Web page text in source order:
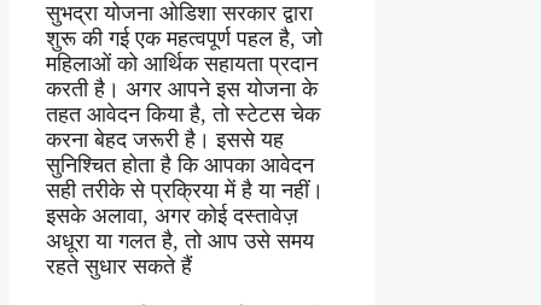
सुभद्रा योजना ओडिशा सरकार द्वारा
शुरू की गई एक महत्वपूर्ण पहल है, जो
महिलाओं को आर्थिक सहायता प्रदान
करती है। अगर आपने इस योजना के
तहत आवेदन किया है, तो स्टेटस चेक
करना बेहद जरूरी है। इससे यह
सुनिश्चित होता है कि आपका आवेदन
सही तरीके से प्रक्रिया में है या नहीं।
इसके अलावा, अगर कोई दस्तावेज़
अधूरा या गलत है, तो आप उसे समय
रहते सुधार सकते हैं